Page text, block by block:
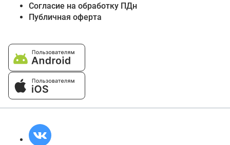
Согласие на обработку ПДн
Публичная оферта